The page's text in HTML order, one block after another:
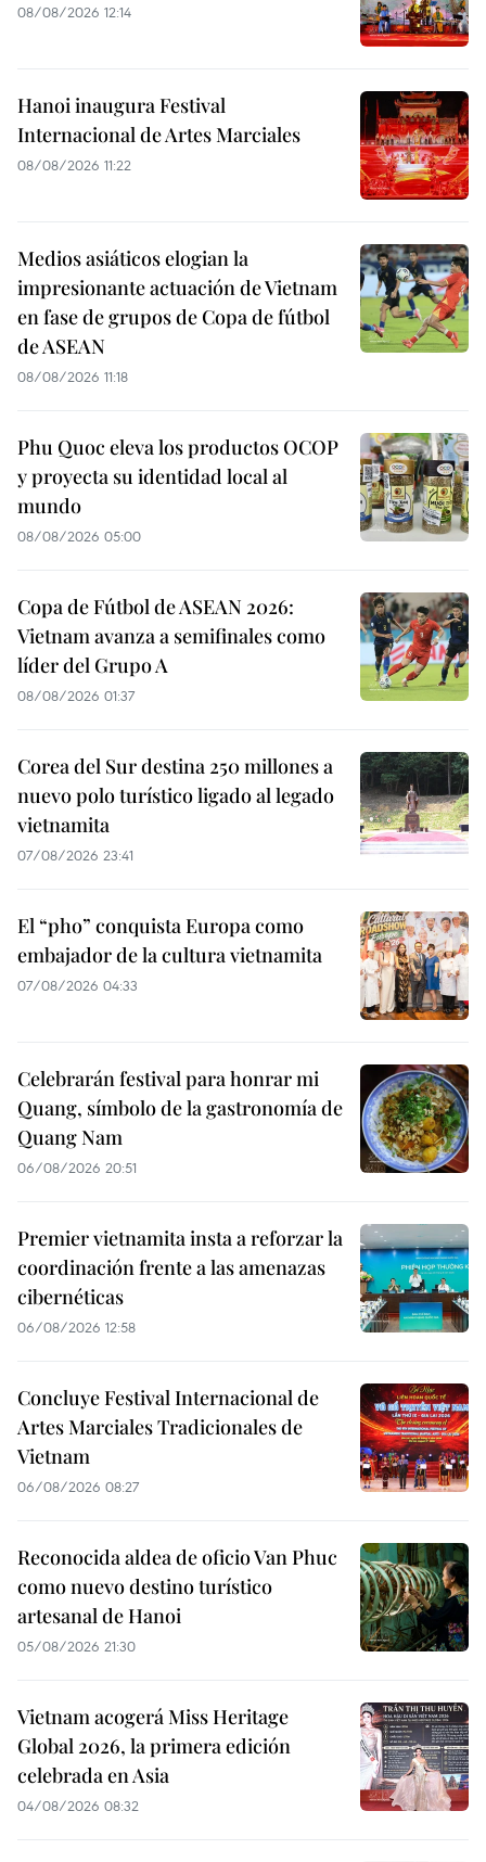
08/08/2026 12:14
Hanoi inaugura Festival
Internacional de Artes Marciales
08/08/2026 11:22
Medios asiáticos elogian la
impresionante actuación de Vietnam
en fase de grupos de Copa de fútbol
de ASEAN
08/08/2026 11:18
Phu Quoc eleva los productos OCOP
y proyecta su identidad local al
mundo
08/08/2026 05:00
Copa de Fútbol de ASEAN 2026:
Vietnam avanza a semifinales como
líder del Grupo A
08/08/2026 01:37
Corea del Sur destina 250 millones a
nuevo polo turístico ligado al legado
vietnamita
07/08/2026 23:41
El “pho” conquista Europa como
embajador de la cultura vietnamita
07/08/2026 04:33
Celebrarán festival para honrar mi
Quang, símbolo de la gastronomía de
Quang Nam
06/08/2026 20:51
Premier vietnamita insta a reforzar la
coordinación frente a las amenazas
cibernéticas
06/08/2026 12:58
Concluye Festival Internacional de
Artes Marciales Tradicionales de
Vietnam
06/08/2026 08:27
Reconocida aldea de oficio Van Phuc
como nuevo destino turístico
artesanal de Hanoi
05/08/2026 21:30
Vietnam acogerá Miss Heritage
Global 2026, la primera edición
celebrada en Asia
04/08/2026 08:32